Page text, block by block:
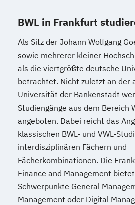
BWL in Frankfurt
Als Sitz der Johann Wolfgang
sowie mehrerer kleiner
als die viertgrößte deutsche
betrachtet. Nicht zuletzt an der
Universität der Bankenstadt
Studiengänge aus dem Bereich
angeboten. Dabei reicht das
klassischen BWL- und VWL-
interdisziplinären Fächern und
Fächerkombinationen. Die
Finance and Management
Schwerpunkte General
Management oder Digital